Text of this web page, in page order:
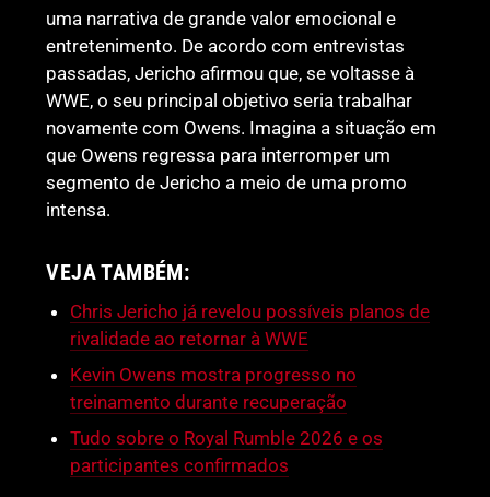
uma narrativa de grande valor emocional e
entretenimento. De acordo com entrevistas
passadas, Jericho afirmou que, se voltasse à
WWE, o seu principal objetivo seria trabalhar
novamente com Owens. Imagina a situação em
que Owens regressa para interromper um
segmento de Jericho a meio de uma promo
intensa.
VEJA TAMBÉM:
Chris Jericho já revelou possíveis planos de
rivalidade ao retornar à WWE
Kevin Owens mostra progresso no
treinamento durante recuperação
Tudo sobre o Royal Rumble 2026 e os
participantes confirmados